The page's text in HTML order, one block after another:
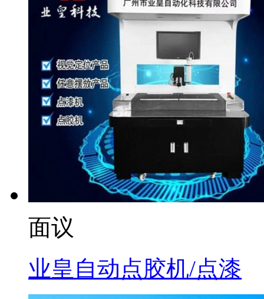
面议
业皇自动点胶机/点漆